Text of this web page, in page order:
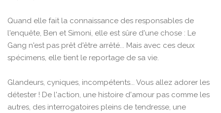
Quand elle fait la connaissance des responsables de
l'enquête, Ben et Simoni, elle est sûre d'une chose : Le
Gang n'est pas prêt d'être arrêté... Mais avec ces deux
spécimens, elle tient le reportage de sa vie.
Glandeurs, cyniques, incompétents... Vous allez adorer les
détester ! De l'action, une histoire d'amour pas comme les
autres, des interrogatoires pleins de tendresse, une